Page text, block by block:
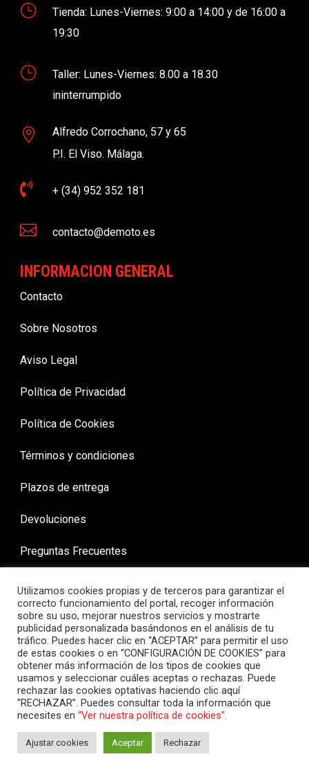
}
Tienda: Lunes-Viernes: 9:00 a 14:00 y de 16:00 a
19:30
}
Taller: Lunes-Viernes: 8.00 a 18.30
ininterrumpido

Alfredo Corrochano, 57 y 65
P.I. El Viso. Málaga.
 + (34) 952 352 181
 contacto@demoto.es
INFORMACION GENERAL
Contacto
Sobre Nosotros
Aviso Legal
Política de Privacidad
Política de Cookies
Términos y condiciones
Plazos de entrega
Devoluciones
Preguntas Frecuentes
Utilizamos cookies propias y de terceros para garantizar el
correcto funcionamiento del portal, recoger información
sobre su uso, mejorar nuestros servicios y mostrarte
publicidad personalizada basándonos en el análisis de tu
tráfico. Puedes hacer clic en “ACEPTAR” para permitir el uso
de estas cookies o en “CONFIGURACIÓN DE COOKIES” para
obtener más información de los tipos de cookies que
usamos y seleccionar cuáles aceptas o rechazas. Puede
rechazar las cookies optativas haciendo clic aquí
“RECHAZAR”. Puedes consultar toda la información que
necesites en “Ver nuestra política de cookies”.
Ajustar cookies Aceptar Rechazar